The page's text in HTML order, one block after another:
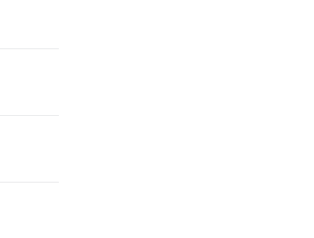
รูปร่างรึ
นดูบัวตอง